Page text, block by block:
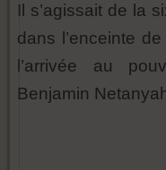
Il s’agissait de la
dans l’enceinte de
l’arrivée au
Benjamin